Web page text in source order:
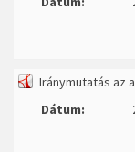
Iránymutatás az
Dátum: